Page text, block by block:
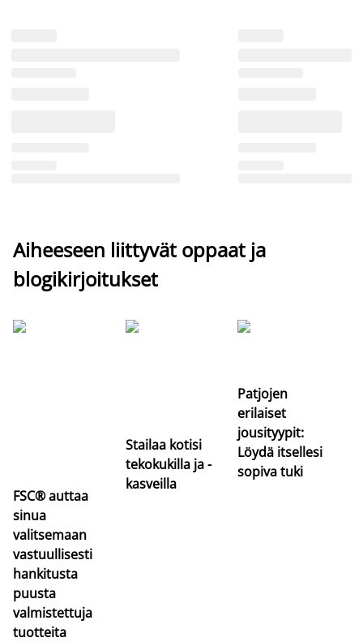
Aiheeseen liittyvät oppaat ja
blogikirjoitukset
FSC® auttaa
sinua
valitsemaan
vastuullisesti
hankitusta
puusta
valmistettuja
tuotteita
Stailaa kotisi
tekokukilla ja -
kasveilla
Patjojen
erilaiset
jousityypit:
Löydä itsellesi
sopiva tuki